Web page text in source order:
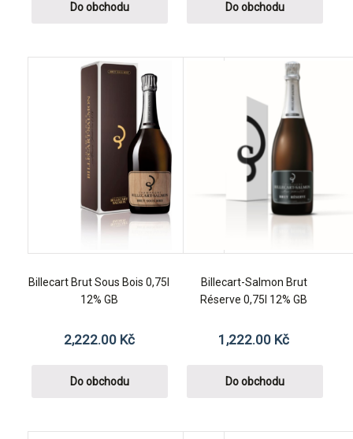
Do obchodu Do obchodu
Billecart Brut Sous Bois 0,75l
12% GB
2,222.00 Kč
Do obchodu
Billecart-Salmon Brut
Réserve 0,75l 12% GB
1,222.00 Kč
Do obchodu